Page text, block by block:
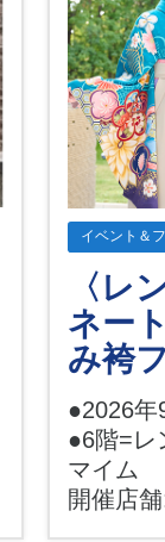
イベント＆
〈レ
ネー
み袴
●2026年
●6階=レ
マイム
開催店